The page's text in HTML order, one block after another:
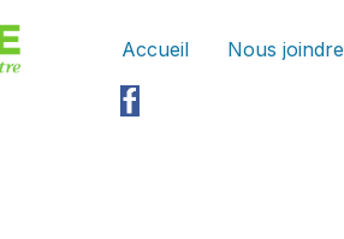
Accueil
Nous joindre